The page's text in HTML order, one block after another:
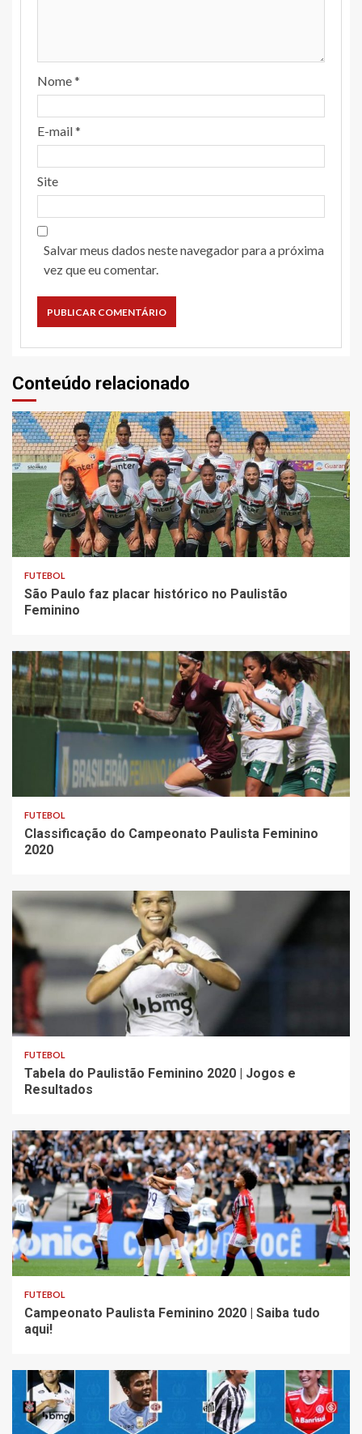
Nome*
E-mail*
Site
Salvar meus dados neste navegador para a próxima
vez que eu comentar.
Conteúdo relacionado
FUTEBOL
São Paulo faz placar histórico no Paulistão
Feminino
FUTEBOL
Classificação do Campeonato Paulista Feminino
2020
FUTEBOL
Tabela do Paulistão Feminino 2020 | Jogos e
Resultados
FUTEBOL
Campeonato Paulista Feminino 2020 | Saiba tudo
aqui!